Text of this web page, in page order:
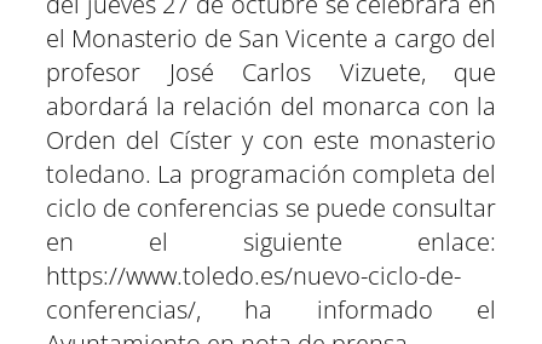
el Monasterio de San Vicente a cargo del
profesor José Carlos Vizuete, que
abordará la relación del monarca con la
Orden del Císter y con este monasterio
toledano. La programación completa del
ciclo de conferencias se puede consultar
en el siguiente enlace:
https://www.toledo.es/nuevo-ciclo-de-
conferencias/, ha informado el